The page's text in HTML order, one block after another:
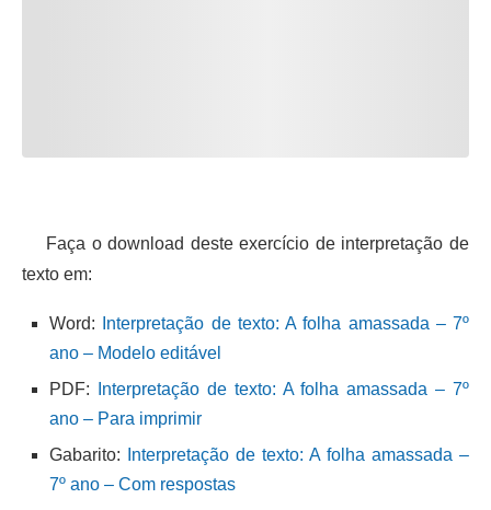
Faça o download deste exercício de interpretação de
texto em:
Word:
Interpretação de texto: A folha amassada – 7º
ano – Modelo editável
PDF:
Interpretação de texto: A folha amassada – 7º
ano – Para imprimir
Gabarito:
Interpretação de texto: A folha amassada –
7º ano – Com respostas